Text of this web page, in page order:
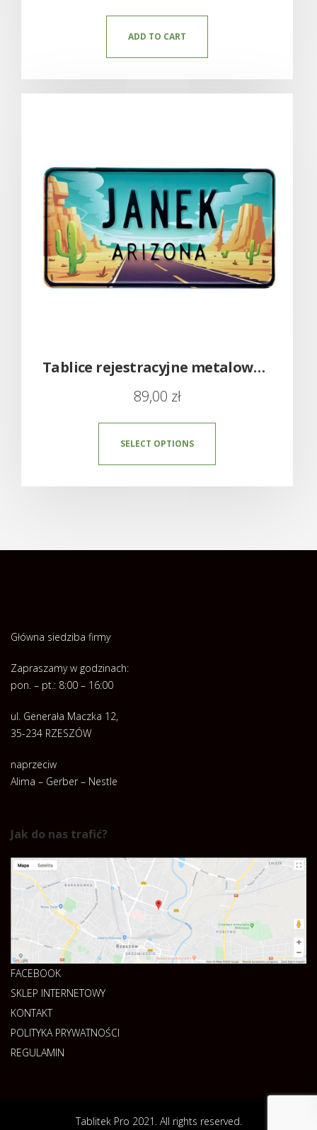
ADD TO CART
Tablice rejestracyjne metalowe – amerykańskie z imieniem USA
89,00 zł
SELECT OPTIONS
Główna siedziba firmy
Zapraszamy w godzinach:
pon. – pt.: 8:00 – 16:00
ul. Generała Maczka 12,
35-234 RZESZÓW
naprzeciw
Alima – Gerber – Nestle
Jak do nas trafić?
FACEBOOK
SKLEP INTERNETOWY
KONTAKT
POLITYKA PRYWATNOŚCI
REGULAMIN
Tablitek Pro 2021. All rights reserved.